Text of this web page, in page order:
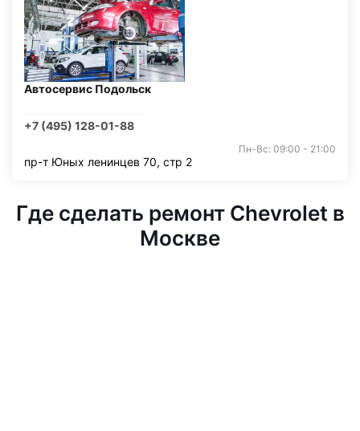
Автосервис Подольск
+7 (495) 128-01-88
Пн-Вс: 09:00 - 21:00
пр-т Юных ленинцев 70, стр 2
Где сделать ремонт Chevrolet в
Москве